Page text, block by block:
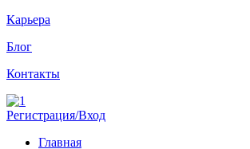
Карьера
Блог
Контакты
Регистрация/Вход
Главная